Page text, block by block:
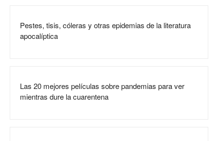
Pestes, tisis, cóleras y otras epidemias de la literatura
apocalíptica
Las 20 mejores películas sobre pandemias para ver
mientras dure la cuarentena